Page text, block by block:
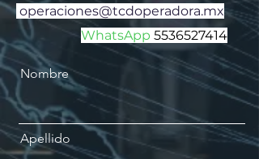
operaciones@tcdoperadora.mx
WhatsApp 5536527414
Nombre
Apellido